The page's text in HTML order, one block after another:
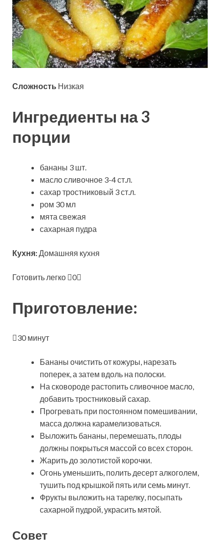
Сложность Низкая
Ингредиенты на 3
порции
бананы 3 шт.
масло сливочное 3-4 ст.л.
сахар тростниковый 3 ст.л.
ром 30 мл
мята свежая
сахарная пудра
Кухня: Домашняя кухня
Готовить легко 0
Приготовление:
30 минут
Бананы очистить от кожуры, нарезать
поперек, а затем вдоль на полоски.
На сковороде растопить сливочное масло,
добавить тростниковый сахар.
Прогревать при постоянном помешивании,
масса должна карамелизоваться.
Выложить бананы, перемешать, плоды
должны покрыться массой со всех сторон.
Жарить до золотистой корочки.
Огонь уменьшить, полить десерт алкоголем,
тушить под крышкой пять или семь минут.
Фрукты выложить на тарелку, посыпать
сахарной пудрой, украсить мятой.
Совет